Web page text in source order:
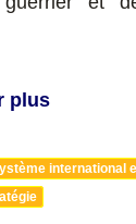
plus
international